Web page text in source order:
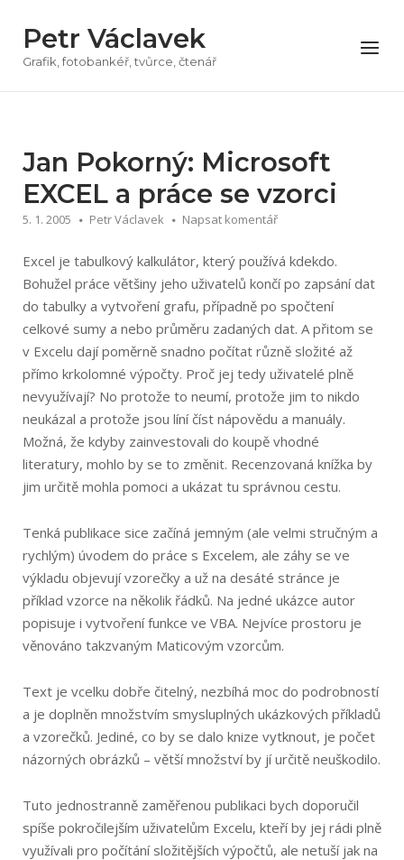
obsah
Petr Václavek
Grafik, fotobankéř, tvůrce, čtenář
Menu
Jan Pokorný: Microsoft
EXCEL a práce se vzorci
5. 1. 2005 Petr Václavek Napsat komentář
Excel je tabulkový kalkulátor, který používá kdekdo.
Bohužel práce většiny jeho uživatelů končí po zapsání dat
do tabulky a vytvoření grafu, případně po spočtení
celkové sumy a nebo průměru zadaných dat. A přitom se
v Excelu dají poměrně snadno počítat různě složité až
přímo krkolomné výpočty. Proč jej tedy uživatelé plně
nevyužívají? No protože to neumí, protože jim to nikdo
neukázal a protože jsou líní číst nápovědu a manuály.
Možná, že kdyby zainvestovali do koupě vhodné
literatury, mohlo by se to změnit. Recenzovaná knížka by
jim určitě mohla pomoci a ukázat tu správnou cestu.
Tenká publikace sice začíná jemným (ale velmi stručným a
rychlým) úvodem do práce s Excelem, ale záhy se ve
výkladu objevují vzorečky a už na desáté stránce je
příklad vzorce na několik řádků. Na jedné ukázce autor
popisuje i vytvoření funkce ve VBA. Nejvíce prostoru je
věnováno takzvaným Maticovým vzorcům.
Text je vcelku dobře čitelný, nezbíhá moc do podrobností
a je doplněn množstvím smysluplných ukázkových příkladů
a vzorečků. Jediné, co by se dalo knize vytknout, je počet
názorných obrázků – větší množství by jí určitě neuškodilo.
Tuto jednostranně zaměřenou publikaci bych doporučil
spíše pokročilejším uživatelům Excelu, kteří by jej rádi plně
využívali pro počítání složitějších výpočtů, ale netuší jak na